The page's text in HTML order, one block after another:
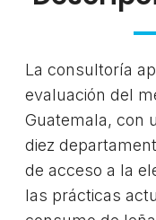
La consultoría
evaluación del
Guatemala, con
diez
de acceso a la
las prácticas